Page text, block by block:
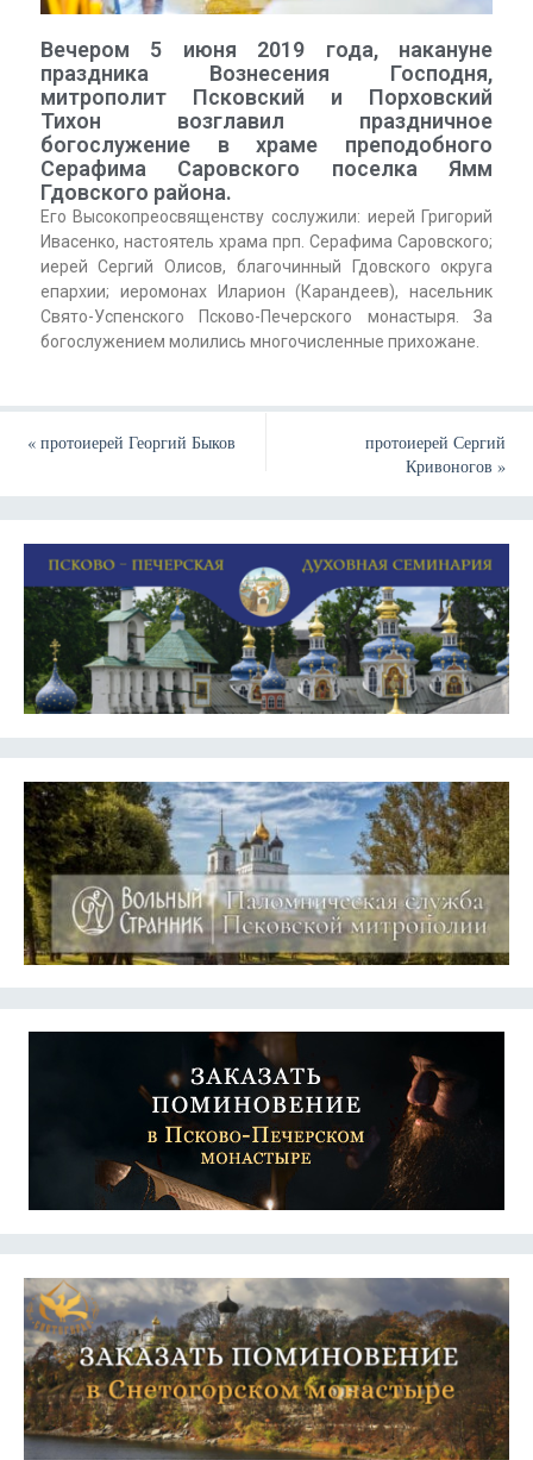
Вечером 5 июня 2019 года, накануне
праздника Вознесения Господня,
митрополит Псковский и Порховский
Тихон возглавил праздничное
богослужение в храме преподобного
Серафима Саровского поселка Ямм
Гдовского района.
Его Высокопреосвященству сослужили: иерей Григорий
Ивасенко, настоятель храма прп. Серафима Саровского;
иерей Сергий Олисов, благочинный Гдовского округа
епархии; иеромонах Иларион (Карандеев), насельник
Свято-Успенского Псково-Печерского монастыря. За
богослужением молились многочисленные прихожане.
«протоиерей Георгий Быков
протоиерей Сергий
Кривоногов»